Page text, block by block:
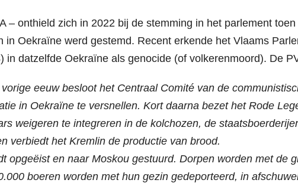
– onthield zich in 2022 bij de stemming in het parlement
in Oekraïne werd gestemd. Recent erkende het Vlaams
in datzelfde Oekraïne als genocide (of volkerenmoord). De
eeuw besloot het Centraal Comité van de
in Oekraïne te versnellen. Kort daarna bezet het Rode
weigeren te integreren in de kolchozen, de
verbiedt het Kremlin de productie van brood.
opgeëist en naar Moskou gestuurd. Dorpen worden met de
boeren worden met hun gezin gedeporteerd, in